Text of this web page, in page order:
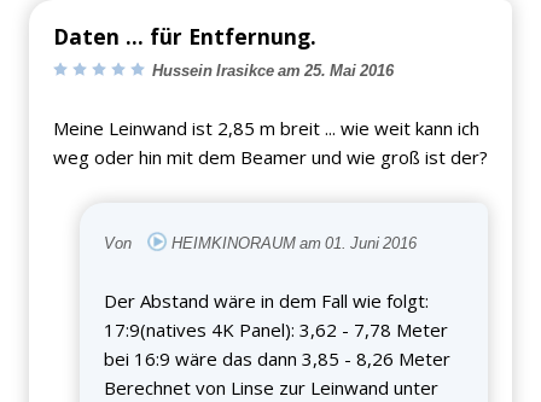
Daten ... für Entfernung.
Hussein Irasikce am 25. Mai 2016
Meine Leinwand ist 2,85 m breit ... wie weit kann ich
weg oder hin mit dem Beamer und wie groß ist der?
Von HEIMKINORAUM am 01. Juni 2016
Der Abstand wäre in dem Fall wie folgt:
17:9(natives 4K Panel): 3,62 - 7,78 Meter
bei 16:9 wäre das dann 3,85 - 8,26 Meter
Berechnet von Linse zur Leinwand unter